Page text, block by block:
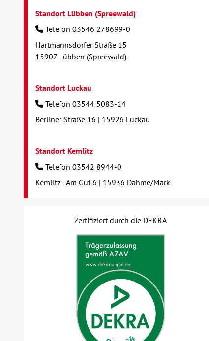
Standort Lübben (Spreewald)
Telefon 03546 278699-0
Hartmannsdorfer Straße 15
15907 Lübben (Spreewald)
Standort Luckau
Telefon 03544 5083-14
Berliner Straße 16 | 15926 Luckau
Standort Kemlitz
Telefon 03542 8944-0
Kemlitz - Am Gut 6 | 15936 Dahme/Mark
Zertifiziert durch die DEKRA